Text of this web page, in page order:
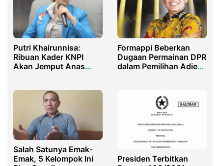
Putri Khairunnisa:
Ribuan Kader KNPI
Akan Jemput Anas
Formappi Beberkan
Dugaan Permainan DPR
dalam Pemilihan Adies
Salah Satunya Emak-
Emak, 5 Kelompok Ini
Presiden Terbitkan